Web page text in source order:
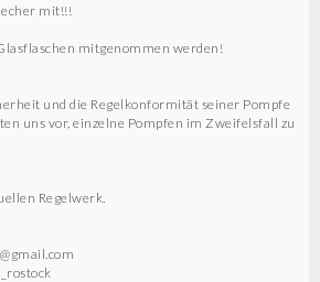
mit!!!
mitgenommen werden!
und die Regelkonformität seiner Pompfe
uns vor, einzelne Pompfen im Zweifelsfall zu
Regelwerk.